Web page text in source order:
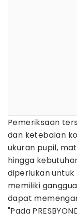
Pemeriksaan
dan ketebalan
ukuran pupil,
hingga
diperlukan
memiliki
dapat
"Pada